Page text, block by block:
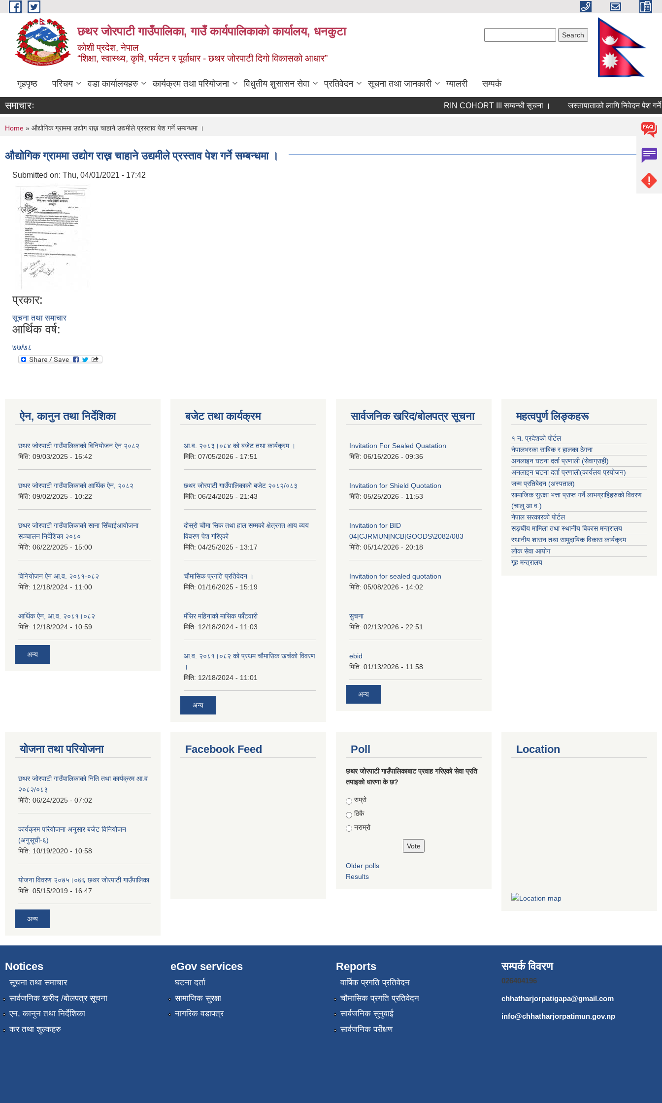
Skip to main content
छथर जोरपाटी गाउँपालिका, गाउँ कार्यपालिकाको कार्यालय, धनकुटा
कोशी प्रदेश, नेपाल
“शिक्षा, स्वास्थ्य, कृषि, पर्यटन र पूर्वाधार - छथर जोरपाटी दिगो विकासको आधार”
गृहपृष्ठ परिचय वडा कार्यालयहरु कार्यक्रम तथा परियोजना विधुतीय शुसासन सेवा प्रतिवेदन सूचना तथा जानकारी ग्यालरी सम्पर्क
समाचारः RIN COHORT III सम्बन्धी सूचना । जस्तापाताको लागि निवेदन पेश गर्ने
You are here
Home » औद्योगिक ग्राममा उद्योग राख्न चाहाने उद्यमीले प्रस्ताव पेश गर्ने सम्बन्धमा ।
औद्योगिक ग्राममा उद्योग राख्न चाहाने उद्यमीले प्रस्ताव पेश गर्ने सम्बन्धमा ।
Submitted on: Thu, 04/01/2021 - 17:42
प्रकार:
सूचना तथा समाचार
आर्थिक वर्ष:
७७/७८
ऐन, कानुन तथा निर्देशिका
छथर जोरपाटी गाउँपालिकाको विनियोजन ऐन २०८२
मिति: 09/03/2025 - 16:42
छथर जोरपाटी गाउँपालिकाको आर्थिक ऐन, २०८२
मिति: 09/02/2025 - 10:22
छथर जोरपाटी गाउँपालिकाको साना सिँचाईआयोजना
सञ्चालन निर्देशिका २०८०
मिति: 06/22/2025 - 15:00
विनियोजन ऐन आ.व. २०८१-०८२
मिति: 12/18/2024 - 11:00
आर्थिक ऐन, आ.व. २०८१।०८२
मिति: 12/18/2024 - 10:59
अन्य
बजेट तथा कार्यक्रम
आ.व. २०८३।०८४ को बजेट तथा कार्यक्रम ।
मिति: 07/05/2026 - 17:51
छथर जोरपाटी गाउँपालिकाको बजेट २०८२/०८३
मिति: 06/24/2025 - 21:43
दोस्रो चौमा सिक तथा हाल सम्मको क्षेत्रगत आय व्यय
विवरण पेश गरिएको
मिति: 04/25/2025 - 13:17
चौमासिक प्रगति प्रतिवेदन ।
मिति: 01/16/2025 - 15:19
मँसिर महिनाको मासिक फाँटवारी
मिति: 12/18/2024 - 11:03
आ.व. २०८१।०८२ को प्रथम चौमासिक खर्चको विवरण
।
मिति: 12/18/2024 - 11:01
अन्य
सार्वजनिक खरिद/बोलपत्र सूचना
Invitation For Sealed Quatation
मिति: 06/16/2026 - 09:36
Invitation for Shield Quotation
मिति: 05/25/2026 - 11:53
Invitation for BID
04|CJRMUN|NCB|GOODS\2082/083
मिति: 05/14/2026 - 20:18
Invitation for sealed quotation
मिति: 05/08/2026 - 14:02
सुचना
मिति: 02/13/2026 - 22:51
ebid
मिति: 01/13/2026 - 11:58
अन्य
महत्वपुर्ण लिङ्कहरू
१ न. प्रदेशको पोर्टल
नेपालभरका साबिक र हालका ठेगना
अनलाइन घटना दर्ता प्रणाली (सेवाग्राही)
अनलाइन घटना दर्ता प्रणाली(कार्यलय प्रयोजन)
जन्म प्रतिबेदन (अस्पताल)
सामाजिक सुरक्षा भत्ता प्राप्त गर्ने लाभग्राहिहरुको विवरण
(चालु आ.व.)
नेपाल सरकारको पोर्टल
सङ्घीय मामिला तथा स्थानीय विकास मन्त्रालय
स्थानीय शासन तथा सामुदायिक विकास कार्यक्रम
लोक सेवा आयोग
गृह मन्त्रालय
योजना तथा परियोजना
छथर जोरपाटी गाउँपालिकाको निति तथा कार्यक्रम आ.व
२०८२/०८३
मिति: 06/24/2025 - 07:02
कार्यक्रम परियोजना अनुसार बजेट विनियोजन
(अनुसूची-६)
मिति: 10/19/2020 - 10:58
योजना विवरण २०७५।०७६ छथर जोरपाटी गाउँपालिका
मिति: 05/15/2019 - 16:47
अन्य
Facebook Feed Poll
छथर जोरपाटी गाउँपालिकाबाट प्रवाह गरिएको सेवा प्रति
तपाइको धारणा के छ?
Choices
राम्रो
ठिकै
नराम्रो
Older polls
Results
Location
Notices
सूचना तथा समाचार
सार्वजनिक खरीद /बोलपत्र सूचना
एन, कानुन तथा निर्देशिका
कर तथा शुल्कहरु
eGov services
घटना दर्ता
सामाजिक सुरक्षा
नागरिक वडापत्र
Reports
वार्षिक प्रगति प्रतिवेदन
चौमासिक प्रगति प्रतिवेदन
सार्वजनिक सुनुवाई
सार्वजनिक परीक्षण
सम्पर्क विवरण
026404196
chhatharjorpatigapa@gmail.com
info@chhatharjorpatimun.gov.np